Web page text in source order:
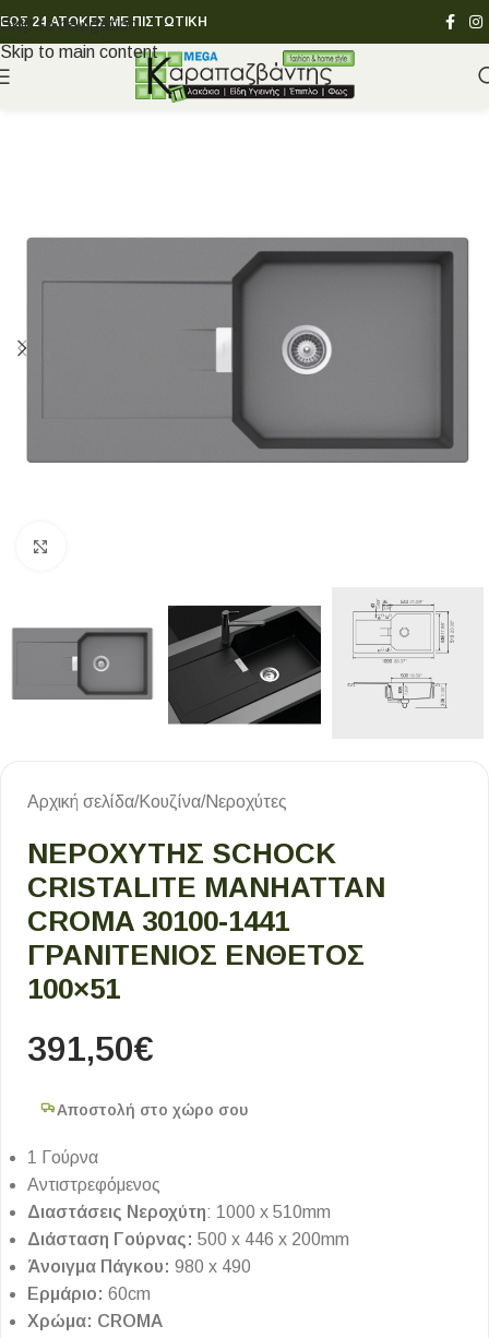
Skip to navigation
Skip to main content
ΕΩΣ 24 ΑΤΟΚΕΣ ΜΕ ΠΙΣΤΩΤΙΚΗ
Αρχική σελίδα/Κουζίνα/Νεροχύτες
ΝΕΡΟΧΥΤΗΣ SCHOCK
CRISTALITE MANHATTAN
CROMA 30100-1441
ΓΡΑΝΙΤΕΝΙΟΣ ΕΝΘΕΤΟΣ
100×51
391,50€
Αποστολή στο χώρο σου
1 Γούρνα
Αντιστρεφόμενος
Διαστάσεις Νεροχύτη: 1000 x 510mm
Διάσταση Γούρνας: 500 x 446 x 200mm
Άνοιγμα Πάγκου: 980 x 490
Ερμάριο: 60cm
Χρώμα: CROMA